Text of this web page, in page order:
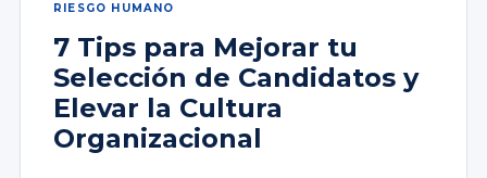
RIESGO HUMANO
7 Tips para Mejorar tu
Selección de Candidatos y
Elevar la Cultura
Organizacional